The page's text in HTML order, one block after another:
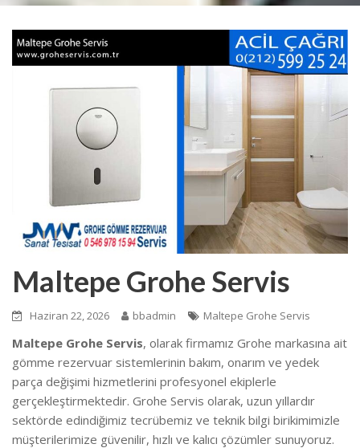
Maltepe Grohe Servis
Haziran 22, 2026 bbadmin Maltepe Grohe Servis
Maltepe Grohe Servis, olarak firmamız Grohe markasına ait
gömme rezervuar sistemlerinin bakım, onarım ve yedek
parça değişimi hizmetlerini profesyonel ekiplerle
gerçekleştirmektedir. Grohe Servis olarak, uzun yıllardır
sektörde edindiğimiz tecrübemiz ve teknik bilgi birikimimizle
müşterilerimize güvenilir, hızlı ve kalıcı çözümler sunuyoruz.